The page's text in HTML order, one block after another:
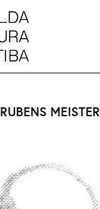
RUBENS MEISTER